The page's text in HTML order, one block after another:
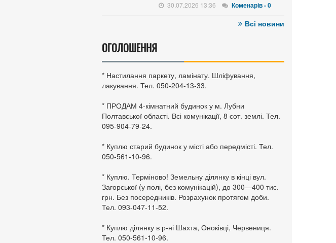
30.07.2026 13:36 Коменарів - 0
Всі новини
ОГОЛОШЕННЯ
* Настилання паркету, ламінату. Шліфування,
лакування. Тел. 050-204-13-33.
* ПРОДАМ 4-кімнатний будинок у м. Лубни
Полтавської області. Всі комунікації, 8 сот. землі. Тел.
095-904-79-24.
* Куплю старий будинок у місті або передмісті. Тел.
050-561-10-96.
* Куплю. Терміново! Земельну ділянку в кінці вул.
Загорської (у полі, без комунікацій), до 300—400 тис.
грн. Без посередників. Розрахунок протягом доби.
Тел. 093-047-11-52.
* Куплю ділянку в р-ні Шахта, Оноківці, Червениця.
Тел. 050-561-10-96.